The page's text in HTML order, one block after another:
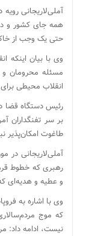
آملی‌لاریجانی
همه جای کشور و
حتی یک وجب از
وی با بیان اینکه
مسئله محرومان و
انقلاب محیطی
رئیس دستگاه قضا
بر سر تفنگداران
طاغوت امکان‌پذیر
آملی‌لاریجانی در
رهبری که خطوط
و عطیه‌ و هدیه‌ای
وی با اشاره به
که موج
نیست، ادامه داد: